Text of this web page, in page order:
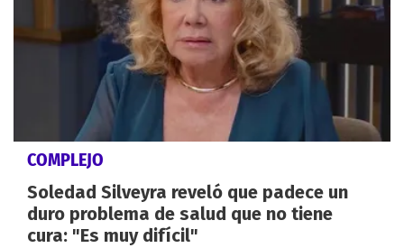
COMPLEJO
Soledad Silveyra reveló que padece un
duro problema de salud que no tiene
cura: "Es muy difícil"